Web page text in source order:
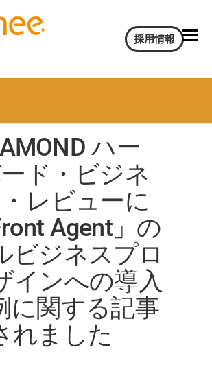
Technologies
株式会社
ン
ト
AI
電
気
信
学
認
定
ベ
チ
ャ
ー
採用情報
ハー
ド・ビジネ
レビューに
Agent」の
ビジネスプロ
インへの導入
に関する記事
れました